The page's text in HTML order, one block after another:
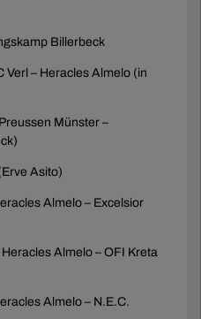
Billerbeck
Verl – Heracles Almelo (in
Preussen Münster –
Asito)
Almelo – Excelsior
Heracles Almelo – OFI Kreta
Almelo – N.E.C.